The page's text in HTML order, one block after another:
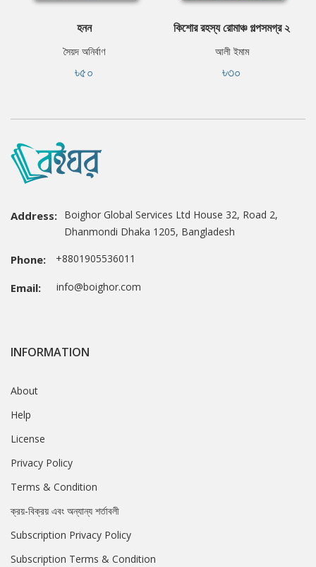
হনন
সৈয়দ অনির্বাণ
৳৫০
কিশোর রহস্য রোমাঞ্চ গল্পসমগ্র ২
আলী ইমাম
৳৩০
Address: Boighor Global Services Ltd House 32, Road 2,
Dhanmondi Dhaka 1205, Bangladesh
Phone: +8801905536011
Email: info@boighor.com
INFORMATION
About
Help
License
Privacy Policy
Terms & Condition
ক্রয়-বিক্রয় এবং অন্যান্য শর্তাবলী
Subscription Privacy Policy
Subscription Terms & Condition